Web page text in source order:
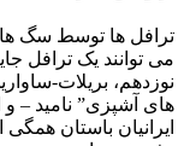
ترافل ها توسط سگ
می توانند یک ترافل
نوزدهم، بریلات-
های آشپزی” نامید – و
ایرانیان باستان